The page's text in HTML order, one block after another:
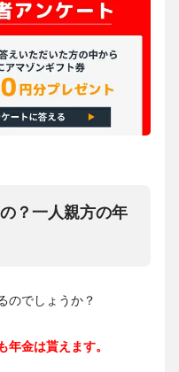
？一人親方の年
のでしょうか？
年金は貰えます。